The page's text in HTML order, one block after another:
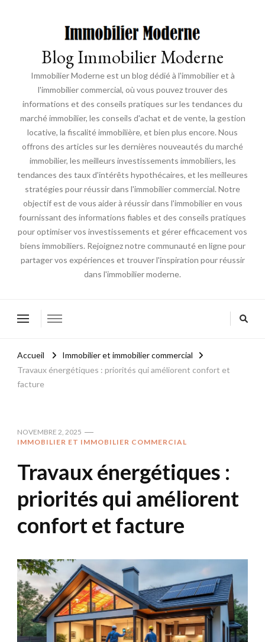
Blog Immobilier Moderne
Immobilier Moderne est un blog dédié à l'immobilier et à
l'immobilier commercial, où vous pouvez trouver des
informations et des conseils pratiques sur les tendances du
marché immobilier, les conseils d'achat et de vente, la gestion
locative, la fiscalité immobilière, et bien plus encore. Nous
offrons des articles sur les dernières nouveautés du marché
immobilier, les meilleurs investissements immobiliers, les
tendances des taux d'intérêts hypothécaires, et les meilleures
stratégies pour réussir dans l'immobilier commercial. Notre
objectif est de vous aider à réussir dans l'immobilier en vous
fournissant des informations fiables et des conseils pratiques
pour optimiser vos investissements et gérer efficacement vos
biens immobiliers. Rejoignez notre communauté en ligne pour
partager vos expériences et trouver l'inspiration pour réussir
dans l'immobilier moderne.
Accueil
Immobilier et immobilier commercial
Travaux énergétiques : priorités qui améliorent confort et
facture
NOVEMBRE 2, 2025
IMMOBILIER ET IMMOBILIER COMMERCIAL
Travaux énergétiques :
priorités qui améliorent
confort et facture